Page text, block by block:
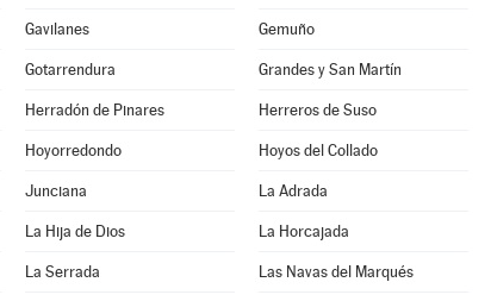
Gavilanes Gemuño
Gotarrendura Grandes y San Martín
Herradón de Pinares Herreros de Suso
Hoyorredondo Hoyos del Collado
Junciana La Adrada
La Hija de Dios La Horcajada
La Serrada Las Navas del Marqués